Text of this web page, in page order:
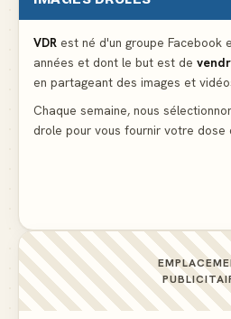
Le problème cardiaque
La voisine en bikini pour
pelouse
VDR est né d'un groupe Facebook
années et dont le but est de
en partageant des images et
Chaque semaine, nous
drole pour vous fournir votre dose